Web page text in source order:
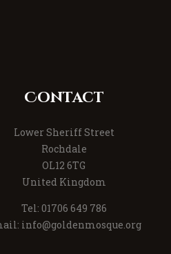
Contact
Lower Sheriff Street
Rochdale
OL12 6TG
United Kingdom
Tel: 01706 649 786
info@goldenmosque.org